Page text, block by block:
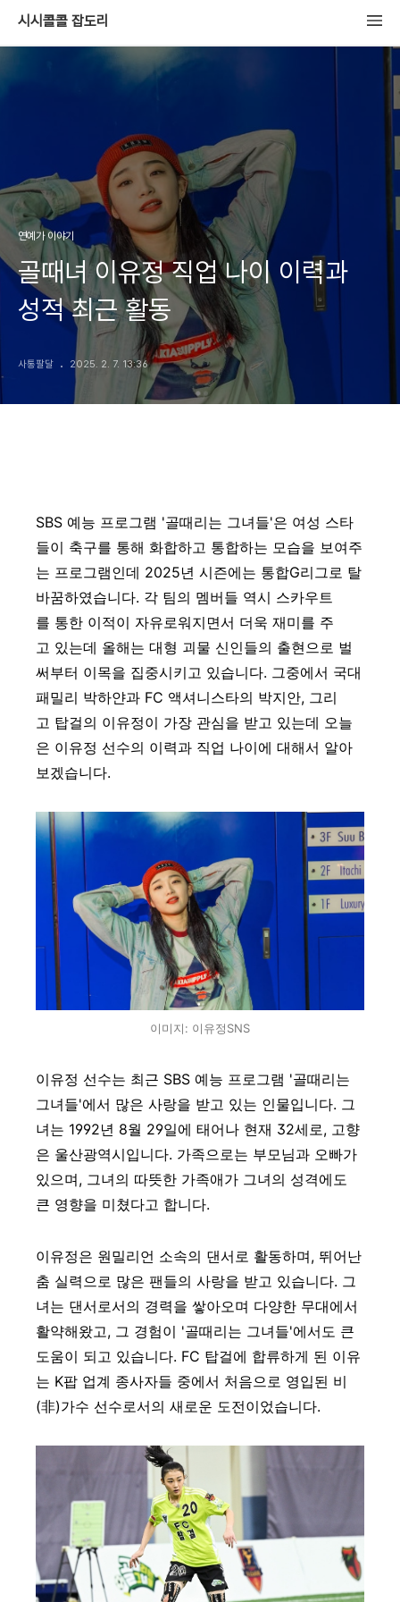
시시콜콜 잡도리
연예가 이야기
골때녀 이유정 직업 나이 이력과
성적 최근 활동
사통팔달 2025. 2. 7. 13:36
SBS 예능 프로그램 '골때리는 그녀들'은 여성 스타
들이 축구를 통해 화합하고 통합하는 모습을 보여주
는 프로그램인데 2025년 시즌에는 통합G리그로 탈
바꿈하였습니다. 각 팀의 멤버들 역시 스카우트
를 통한 이적이 자유로워지면서 더욱 재미를 주
고 있는데 올해는 대형 괴물 신인들의 출현으로 벌
써부터 이목을 집중시키고 있습니다. 그중에서 국대
패밀리 박하얀과 FC 액셔니스타의 박지안, 그리
고 탑걸의 이유정이 가장 관심을 받고 있는데 오늘
은 이유정 선수의 이력과 직업 나이에 대해서 알아
보겠습니다.
이미지: 이유정SNS
이유정 선수는 최근 SBS 예능 프로그램 '골때리는
그녀들'에서 많은 사랑을 받고 있는 인물입니다. 그
녀는 1992년 8월 29일에 태어나 현재 32세로, 고향
은 울산광역시입니다. 가족으로는 부모님과 오빠가
있으며, 그녀의 따뜻한 가족애가 그녀의 성격에도
큰 영향을 미쳤다고 합니다.
이유정은 원밀리언 소속의 댄서로 활동하며, 뛰어난
춤 실력으로 많은 팬들의 사랑을 받고 있습니다. 그
녀는 댄서로서의 경력을 쌓아오며 다양한 무대에서
활약해왔고, 그 경험이 '골때리는 그녀들'에서도 큰
도움이 되고 있습니다. FC 탑걸에 합류하게 된 이유
는 K팝 업계 종사자들 중에서 처음으로 영입된 비
(非)가수 선수로서의 새로운 도전이었습니다.